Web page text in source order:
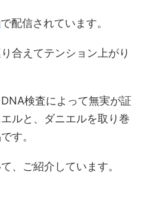
で配信されています。
合えてテンション上がり
検査によって無実が証
ルと、ダニエルを取り巻
す。
、ご紹介しています。